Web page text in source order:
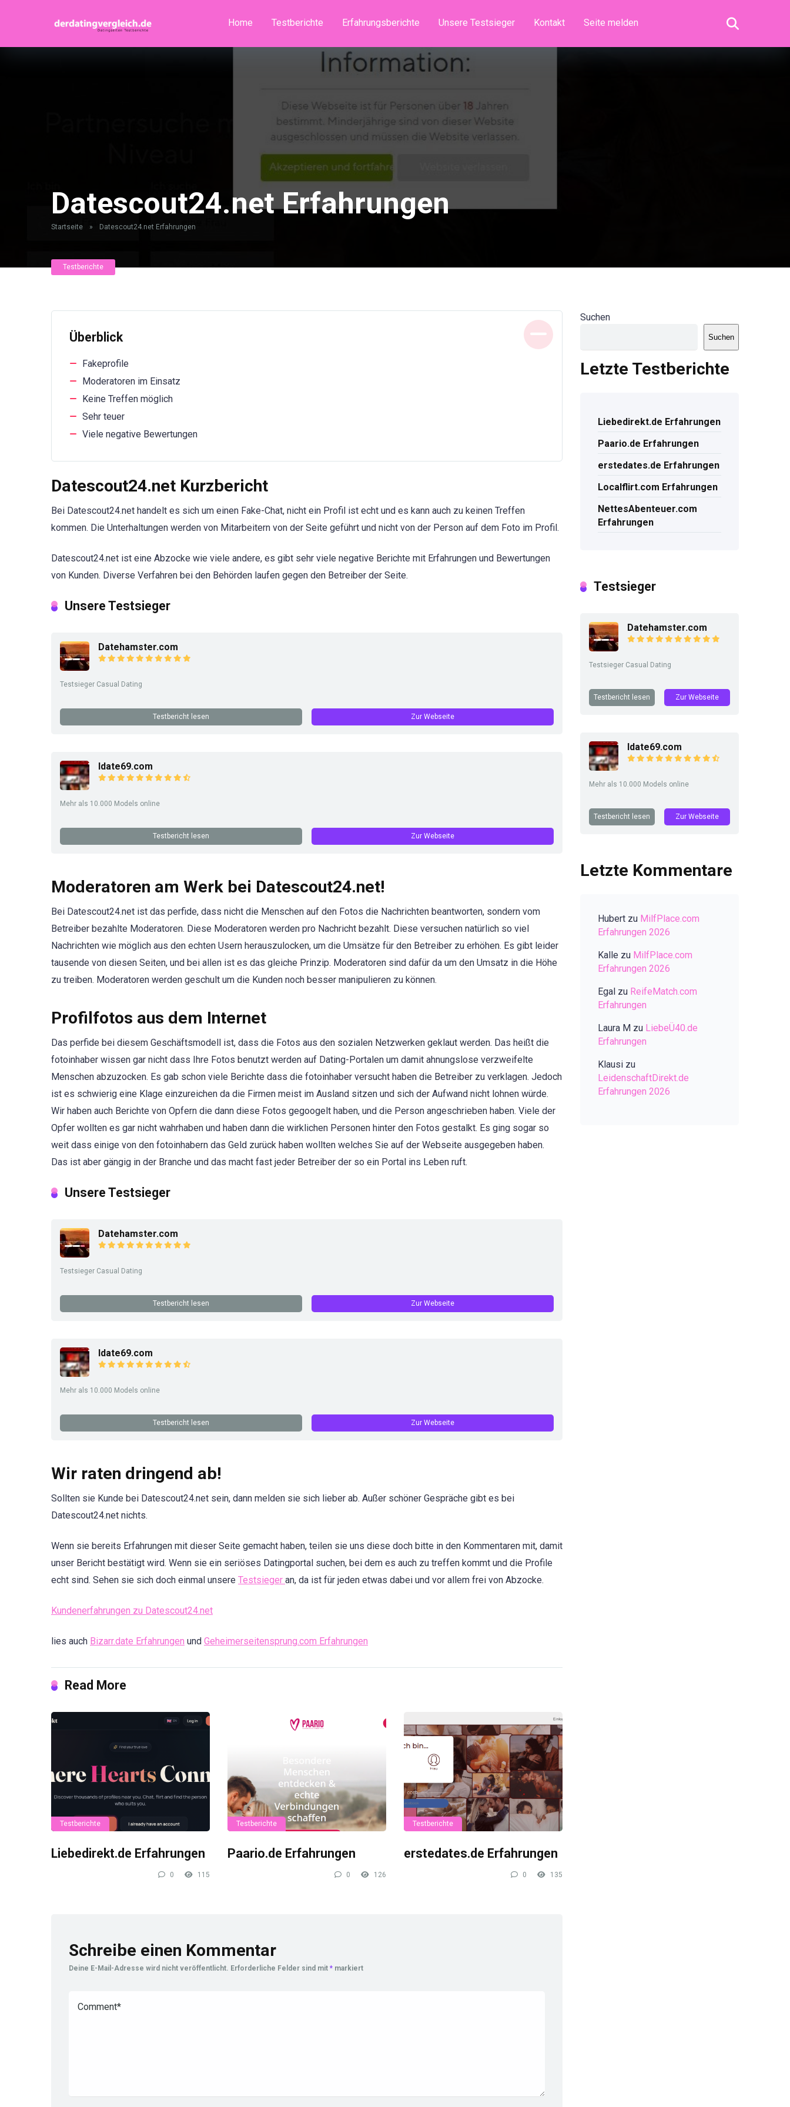
Home Testberichte Erfahrungsberichte Unsere Testsieger Kontakt Seite melden
Datescout24.net Erfahrungen
Startseite » Datescout24.net Erfahrungen
Testberichte
Überblick
Fakeprofile
Moderatoren im Einsatz
Keine Treffen möglich
Sehr teuer
Viele negative Bewertungen
Datescout24.net Kurzbericht
Bei Datescout24.net handelt es sich um einen Fake-Chat, nicht ein Profil ist echt und es kann auch zu keinen Treffen
kommen. Die Unterhaltungen werden von Mitarbeitern von der Seite geführt und nicht von der Person auf dem Foto im Profil.
Datescout24.net ist eine Abzocke wie viele andere, es gibt sehr viele negative Berichte mit Erfahrungen und Bewertungen
von Kunden. Diverse Verfahren bei den Behörden laufen gegen den Betreiber der Seite.
Unsere Testsieger
Datehamster.com
Testsieger Casual Dating
Testbericht lesen Zur Webseite
Idate69.com
Mehr als 10.000 Models online
Testbericht lesen Zur Webseite
Moderatoren am Werk bei Datescout24.net!
Bei Datescout24.net ist das perfide, dass nicht die Menschen auf den Fotos die Nachrichten beantworten, sondern vom
Betreiber bezahlte Moderatoren. Diese Moderatoren werden pro Nachricht bezahlt. Diese versuchen natürlich so viel
Nachrichten wie möglich aus den echten Usern herauszulocken, um die Umsätze für den Betreiber zu erhöhen. Es gibt leider
tausende von diesen Seiten, und bei allen ist es das gleiche Prinzip. Moderatoren sind dafür da um den Umsatz in die Höhe
zu treiben. Moderatoren werden geschult um die Kunden noch besser manipulieren zu können.
Profilfotos aus dem Internet
Das perfide bei diesem Geschäftsmodell ist, dass die Fotos aus den sozialen Netzwerken geklaut werden. Das heißt die
fotoinhaber wissen gar nicht dass Ihre Fotos benutzt werden auf Dating-Portalen um damit ahnungslose verzweifelte
Menschen abzuzocken. Es gab schon viele Berichte dass die fotoinhaber versucht haben die Betreiber zu verklagen. Jedoch
ist es schwierig eine Klage einzureichen da die Firmen meist im Ausland sitzen und sich der Aufwand nicht lohnen würde.
Wir haben auch Berichte von Opfern die dann diese Fotos gegoogelt haben, und die Person angeschrieben haben. Viele der
Opfer wollten es gar nicht wahrhaben und haben dann die wirklichen Personen hinter den Fotos gestalkt. Es ging sogar so
weit dass einige von den fotoinhabern das Geld zurück haben wollten welches Sie auf der Webseite ausgegeben haben.
Das ist aber gängig in der Branche und das macht fast jeder Betreiber der so ein Portal ins Leben ruft.
Unsere Testsieger
Datehamster.com
Testsieger Casual Dating
Testbericht lesen Zur Webseite
Idate69.com
Mehr als 10.000 Models online
Testbericht lesen Zur Webseite
Wir raten dringend ab!
Sollten sie Kunde bei Datescout24.net sein, dann melden sie sich lieber ab. Außer schöner Gespräche gibt es bei
Datescout24.net nichts.
Wenn sie bereits Erfahrungen mit dieser Seite gemacht haben, teilen sie uns diese doch bitte in den Kommentaren mit, damit
unser Bericht bestätigt wird. Wenn sie ein seriöses Datingportal suchen, bei dem es auch zu treffen kommt und die Profile
echt sind. Sehen sie sich doch einmal unsere Testsieger an, da ist für jeden etwas dabei und vor allem frei von Abzocke.
Kundenerfahrungen zu Datescout24.net
lies auch Bizarr.date Erfahrungen und Geheimerseitensprung.com Erfahrungen
Read More
Testberichte
Liebedirekt.de Erfahrungen
0 115
Testberichte
Paario.de Erfahrungen
0 126
Testberichte
erstedates.de Erfahrungen
0 135
Schreibe einen Kommentar
Deine E-Mail-Adresse wird nicht veröffentlicht. Erforderliche Felder sind mit * markiert
Suchen
Suchen
Letzte Testberichte
Liebedirekt.de Erfahrungen
Paario.de Erfahrungen
erstedates.de Erfahrungen
Localflirt.com Erfahrungen
NettesAbenteuer.com
Erfahrungen
Testsieger
Datehamster.com
Testsieger Casual Dating
Testbericht lesen Zur Webseite
Idate69.com
Mehr als 10.000 Models online
Testbericht lesen Zur Webseite
Letzte Kommentare
Hubert zu MilfPlace.com
Erfahrungen 2026
Kalle zu MilfPlace.com
Erfahrungen 2026
Egal zu ReifeMatch.com
Erfahrungen
Laura M zu LiebeÜ40.de
Erfahrungen
Klausi zu
LeidenschaftDirekt.de
Erfahrungen 2026